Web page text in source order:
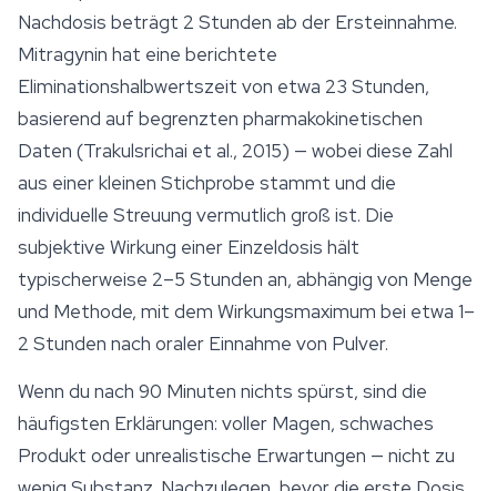
Nachdosis beträgt 2 Stunden ab der Ersteinnahme.
Mitragynin hat eine berichtete
Eliminationshalbwertszeit von etwa 23 Stunden,
basierend auf begrenzten pharmakokinetischen
Daten (Trakulsrichai et al., 2015) — wobei diese Zahl
aus einer kleinen Stichprobe stammt und die
individuelle Streuung vermutlich groß ist. Die
subjektive Wirkung einer Einzeldosis hält
typischerweise 2–5 Stunden an, abhängig von Menge
und Methode, mit dem Wirkungsmaximum bei etwa 1–
2 Stunden nach oraler Einnahme von Pulver.
Wenn du nach 90 Minuten nichts spürst, sind die
häufigsten Erklärungen: voller Magen, schwaches
Produkt oder unrealistische Erwartungen — nicht zu